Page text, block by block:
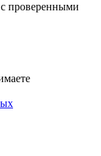
проверенными